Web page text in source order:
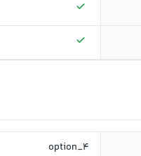
option_4